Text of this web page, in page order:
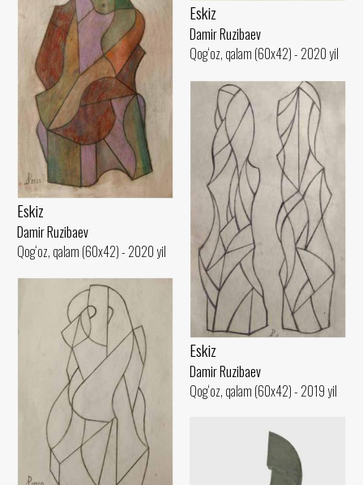
Eskiz
Damir Ruzibaev
Qog‘oz, qalam (60x42) - 2020 yil
Eskiz
Damir Ruzibaev
Qog‘oz, qalam (60x42) - 2020 yil
Eskiz
Damir Ruzibaev
Qog‘oz, qalam (60x42) - 2019 yil